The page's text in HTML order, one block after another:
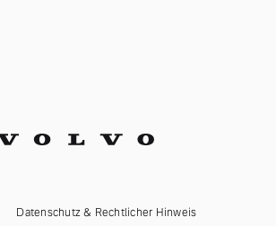
Datenschutz & Rechtlicher Hinweis